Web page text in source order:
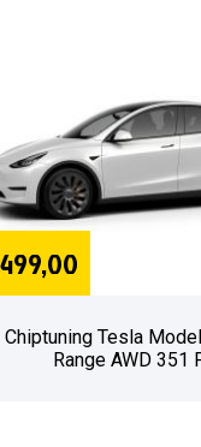
Chiptuning Tesla
Range AWD 351